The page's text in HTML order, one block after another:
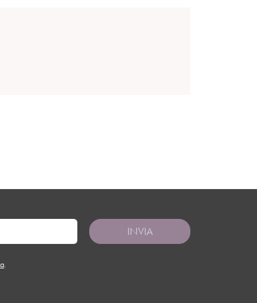
.
INVIA